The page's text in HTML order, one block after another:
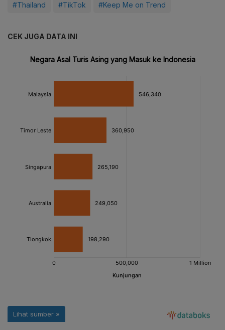
#Thailand #TikTok #Keep Me on Trend
CEK JUGA DATA INI